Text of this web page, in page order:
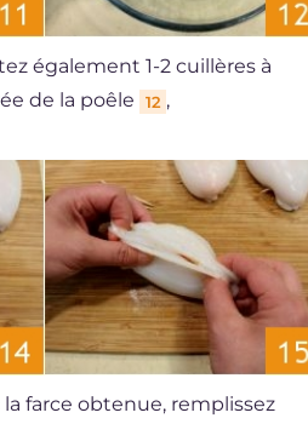
également 1-2 cuillères à
de la poêle
12 ,
farce obtenue, remplissez